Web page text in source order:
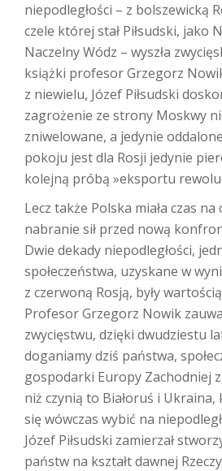
niepodległości – z bolszewicką
czele której stał Piłsudski, jako
Naczelny Wódz – wyszła
książki profesor Grzegorz
z niewielu, Józef Piłsudski
zagrożenie ze strony Moskwy
zniwelowane, a jedynie
pokoju jest dla Rosji jedynie
kolejną próbą »eksportu
Lecz także Polska miała czas
nabranie sił przed nową
Dwie dekady niepodległości,
społeczeństwa, uzyskane w
z czerwoną Rosją, były
Profesor Grzegorz Nowik
zwycięstwu, dzięki dwudziestu
doganiamy dziś państwa,
gospodarki Europy Zachodniej
niż czynią to Białoruś i Ukraina,
się wówczas wybić na
Józef Piłsudski zamierzał
państw na kształt dawnej